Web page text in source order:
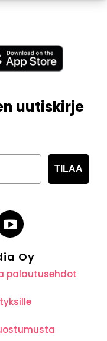
uutiskirje
TILAA
Oy
palautusehdot